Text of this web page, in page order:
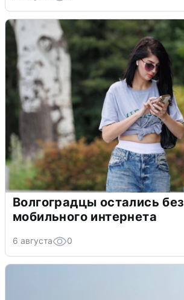
Волгоградцы остались без
мобильного интернета
6 августа 0